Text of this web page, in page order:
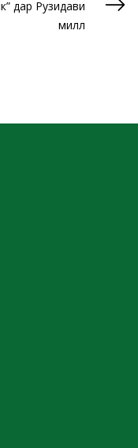
дар Рузидави
миллӣ